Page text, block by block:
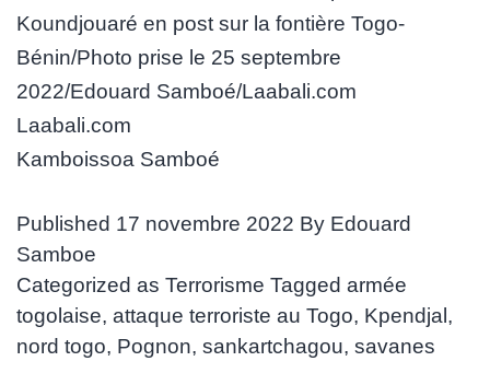
Koundjouaré en post sur la fontière Togo-
Bénin/Photo prise le 25 septembre
2022/Edouard Samboé/Laabali.com
Laabali.com
Kamboissoa Samboé
Published 17 novembre 2022 By Edouard
Samboe
Categorized as Terrorisme Tagged armée
togolaise, attaque terroriste au Togo, Kpendjal,
nord togo, Pognon, sankartchagou, savanes